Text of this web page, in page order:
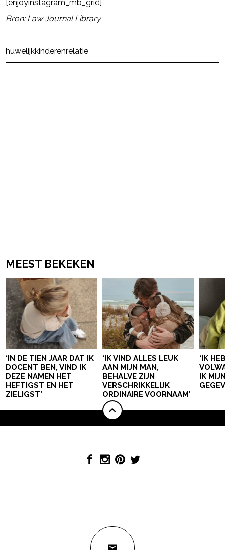
[enjoyinstagram_mb_grid]
Bron: Law Journal Library
huwelijkkinderenrelatie
MEEST BEKEKEN
‘IN DE TIEN JAAR DAT IK
DOCENT BEN, VIND IK
DEZE NAMEN HET
HEFTIGST EN HET
ZIELIGST’
‘IK VIND ALLES LEUK
AAN MIJN MAN,
BEHALVE ZIJN
VERSCHRIKKELIJK
ORDINAIRE VOORNAAM’
‘IK
IK